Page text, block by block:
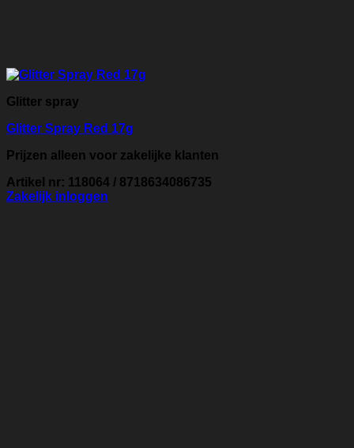
Glitter spray
Glitter Spray Red 17g
Prijzen alleen voor zakelijke klanten
Artikel nr: 118064 / 8718634086735
Zakelijk inloggen